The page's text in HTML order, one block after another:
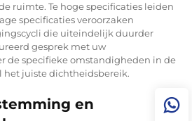
ruimte. Te hoge specificaties leiden
specificaties veroorzaken
die uiteindelijk duurder
gesprek met uw
de specifieke omstandigheden in de
juiste dichtheidsbereik.
en